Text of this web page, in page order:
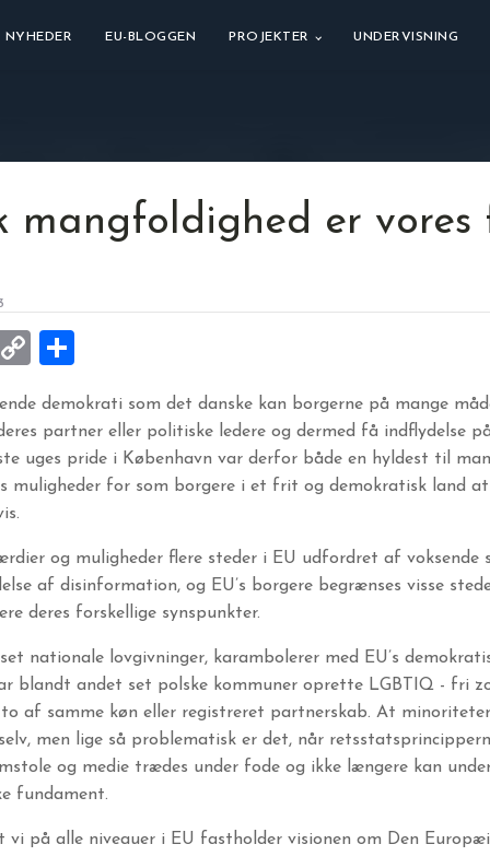
NYHEDER EU-BLOGGEN PROJEKTER UNDERVISNING
mangfoldighed er
Copy
demokrati som det danske kan borgerne på mange
partner eller politiske ledere og dermed få indflydelse
uges pride i København var derfor både en hyldest til
muligheder for som borgere i et frit og demokratisk land
og muligheder flere steder i EU udfordret af voksende
af disinformation, og EU’s borgere begrænses visse
deres forskellige synspunkter.
nationale lovgivninger, karambolerer med EU’s
blandt andet set polske kommuner oprette LGBTIQ - fri
af samme køn eller registreret partnerskab. At
men lige så problematisk er det, når
og medie trædes under fode og ikke længere kan
fundament.
på alle niveauer i EU fastholder visionen om Den